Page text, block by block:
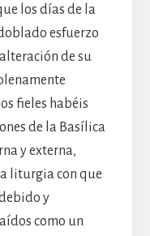
los días de la
esfuerzo
de su
fieles habéis
de la Basílica
y externa,
liturgia con que
y
como un